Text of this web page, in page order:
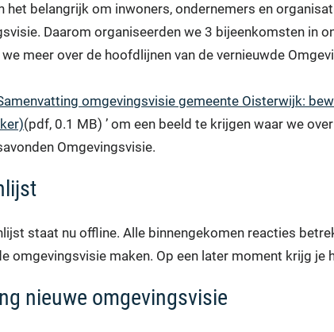
het belangrijk om inwoners, ondernemers en
Daarom organiseerden we 3 bijeenkomsten in
meer over de hoofdlijnen van de vernieuwde
omgevingsvisie gemeente Oisterwijk:
(pdf, 0.1 MB) ’ om een beeld te krijgen waar we
Omgevingsvisie.
staat nu offline. Alle binnengekomen reacties
omgevingsvisie maken. Op een later moment krijg je
nieuwe omgevingsvisie